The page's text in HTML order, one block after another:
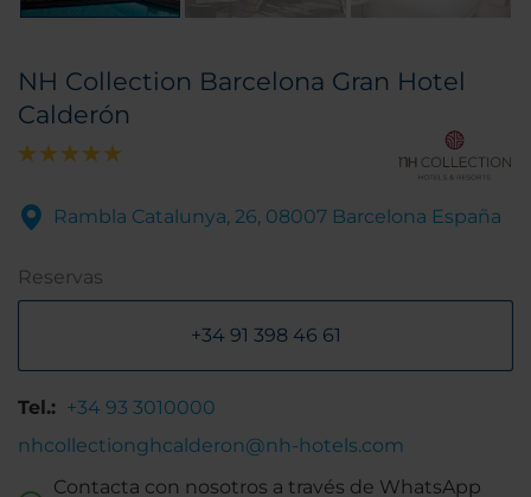
NH Collection Barcelona Gran Hotel
Calderón
Rambla Catalunya, 26, 08007 Barcelona España
Reservas
+34 91 398 46 61
Tel.: +34 93 3010000
nhcollectionghcalderon@nh-hotels.com
Contacta con nosotros a través de WhatsApp